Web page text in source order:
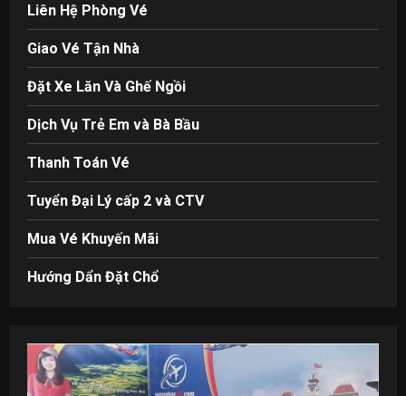
Liên Hệ Phòng Vé
Giao Vé Tận Nhà
Đặt Xe Lăn Và Ghế Ngồi
Dịch Vụ Trẻ Em và Bà Bầu
Thanh Toán Vé
Tuyển Đại Lý cấp 2 và CTV
Mua Vé Khuyến Mãi
Hướng Dẩn Đặt Chổ